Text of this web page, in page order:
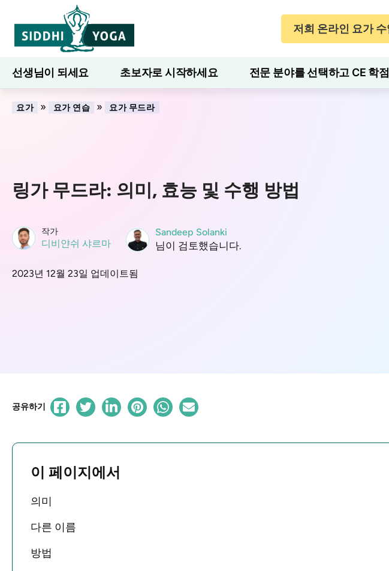
저희 온라인 요가
선생님이 되세요 초보자로 시작하세요 전문 분야를 선택하고 CE 학
7일간의 웰니스 블로그
요가 » 요가 연습 » 요가 무드라
링가 무드라: 의미, 효능 및 수행 방법
작가
디비얀쉬 샤르마
Sandeep Solanki
님이 검토했습니다.
2023년 12월 23일 업데이트됨
공유하기
이 페이지에서
의미
다른 이름
방법